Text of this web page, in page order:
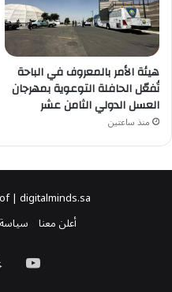
هيئة الأمر بالمعروف في الباحة
تُفعّل الحافلة التوعوية بمهرجان
العسل الدولي الثامن عشر
منذ ساعتين
| digitalminds.sa
أعلن معنا